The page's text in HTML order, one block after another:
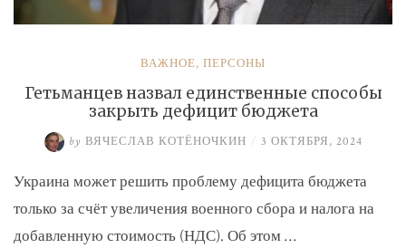
ВАЖНОЕ, ПЕРСОНЫ
Гетьманцев назвал единственные способы
закрыть дефицит бюджета
by ВЯЧЕСЛАВ КОТЁНОЧКИН / 3 ОКТЯБРЯ, 2024
Украина может решить проблему дефицита бюджета
только за счёт увеличения военного сбора и налога на
добавленную стоимость (НДС). Об этом …